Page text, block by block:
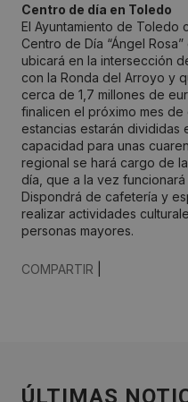
Centro de día en Toledo
El Ayuntamiento de Toledo
Centro de Día “Ángel
ubicará en la intersección
con la Ronda del Arroyo y
cerca de 1,7 millones de
finalicen el próximo mes de
estancias estarán divididas
capacidad para unas
regional se hará cargo de
día, que a la vez
Dispondrá de cafetería y
realizar actividades
personas mayores.
COMPARTIR
ÚLTIMAS